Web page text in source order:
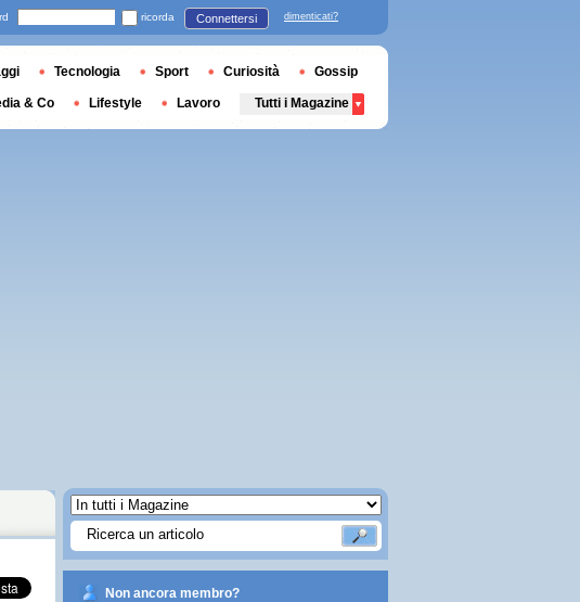
Non ancora membro?
ricorda Connettersi dimenticati?
Tecnologia Sport Curiosità Gossip
& Co Lifestyle Lavoro Tutti i Magazine